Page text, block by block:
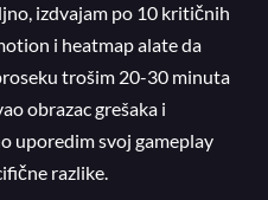
izdvajam po 10 kritičnih
i heatmap alate da
trošim 20-30 minuta
obrazac grešaka i
uporedim svoj gameplay
razlike.